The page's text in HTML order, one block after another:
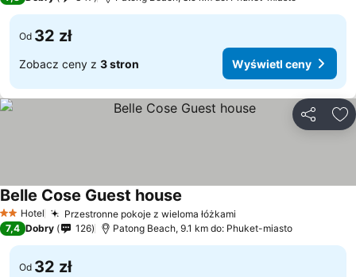
Od 32 zł
Zobacz ceny z 3 stron Wyświetl ceny
2 Kategoria
Hotel Przestronne pokoje z wieloma łóżkami
Belle Cose Guest house
7,4 Dobry 126 Patong Beach, 9.1 km do: Phuket-miasto
Od 32 zł